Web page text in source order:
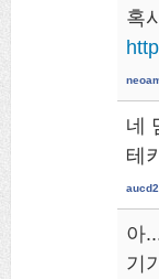
혹
네
테
아
기